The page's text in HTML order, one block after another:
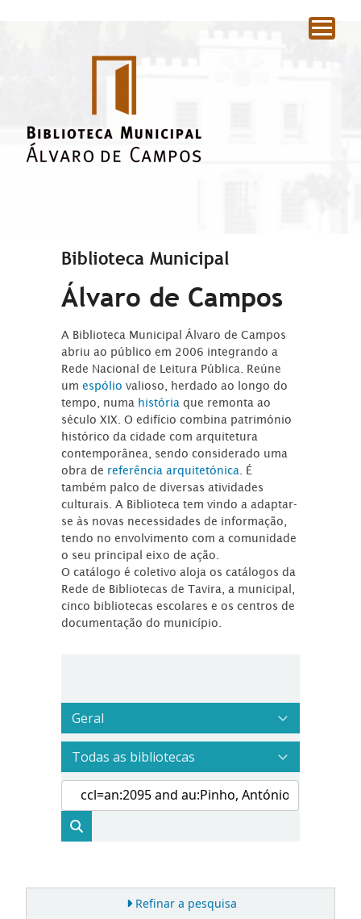
Biblioteca Municipal
Álvaro de Campos
A Biblioteca Municipal Álvaro de Campos
abriu ao público em 2006 integrando a
Rede Nacional de Leitura Pública. Reúne
umespóliovalioso, herdado ao longo do
tempo, numa história que remonta ao
século XIX. O edifício combina património
histórico da cidade com arquitetura
contemporânea, sendo considerado uma
obra de referência arquitetónica . É
também palco de diversas atividades
culturais. A Biblioteca tem vindo a adaptar-
se às novas necessidades de informação,
tendo no envolvimento com a comunidade
o seu principal eixo de ação.
O catálogo é coletivo aloja os catálogos da
Rede de Bibliotecas de Tavira, a municipal,
cinco bibliotecas escolares e os centros de
documentação do município.
Refinar a pesquisa